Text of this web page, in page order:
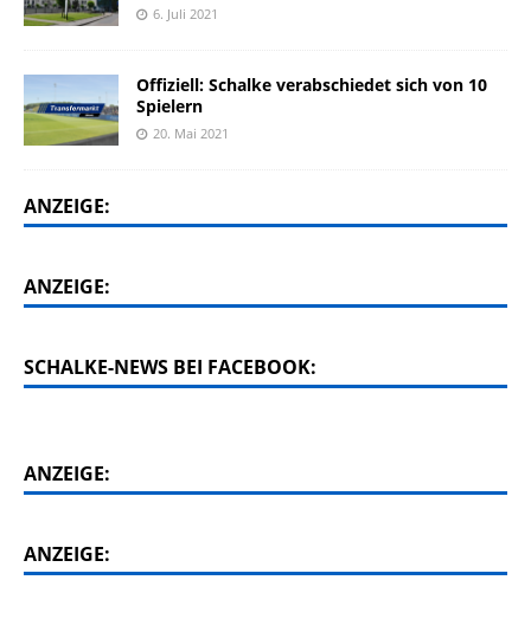
6. Juli 2021
Offiziell: Schalke verabschiedet sich von 10
Spielern
20. Mai 2021
ANZEIGE:
ANZEIGE:
SCHALKE-NEWS BEI FACEBOOK:
ANZEIGE:
ANZEIGE: